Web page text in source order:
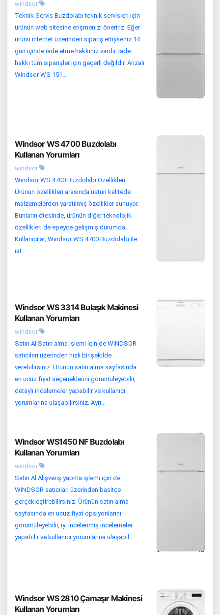
windsor
Teknik Servis Buzdolabı teknik servisleri için
ürünün web sitesine erişmenizi öneririz. Eğer
ürünü internet üzerinden sipariş ettiyseniz 14
gün içinde iade etme hakkınız vardır. İade
hakkı tüm siparişler için geçerli değildir. Arızalı
Windsor WS 151...
Windsor WS 4700 Buzdolabı
Kullanan Yorumları
windsor
Windsor WS 4700 Buzdolabı Özellikleri
Ürünün özellikleri arasında üstün kalitede
malzemelerden yaratılmış özellikler sunuyor.
Bunların ötesinde, ürünün diğer teknolojik
özellikleri de epeyce gelişmiş durumda.
Kullanıcılar, Windsor WS 4700 Buzdolabı ile
ist...
Windsor WS 3314 Bulaşık Makinesi
Kullanan Yorumları
windsor
Satın Al Satın alma işlemi için de WINDSOR
satıcıları üzerinden hızlı bir şekilde
verebilirsiniz. Ürünün satın alma sayfasında
en ucuz fiyat seçeneklerini görüntüleyebilir,
detaylı incelemeler yapabilir ve kullanıcı
yorumlarına ulaşabilirsiniz. Ayrı...
Windsor WS1450 NF Buzdolabı
Kullanan Yorumları
windsor
Satın Al Alışveriş yapma işlemi için de
WINDSOR satıcıları üzerinden basitçe
gerçekleştirebilirsiniz. Ürünün satın alma
sayfasında en ucuz fiyat opsiyonlarını
görüntüleyebilir, iyi incelenmiş incelemeler
yapabilir ve kullanıcı yorumlarına ulaşabil...
Windsor WS 2810 Çamaşır Makinesi
Kullanan Yorumları